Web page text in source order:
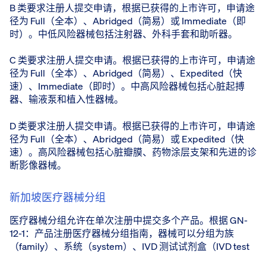
B 类要求注册人提交申请，根据已获得的上市许可，申请途
径为 Full（全本）、Abridged（简易）或 Immediate（即
时）。中低风险器械包括注射器、外科手套和助听器。
C 类要求注册人提交申请。根据已获得的上市许可，申请途
径为 Full（全本）、Abridged（简易）、Expedited（快
速）、Immediate（即时）。中高风险器械包括心脏起搏
器、输液泵和植入性器械。
D 类要求注册人提交申请。根据已获得的上市许可，申请途
径为 Full（全本）、Abridged（简易）或 Expedited（快
速）。高风险器械包括心脏瓣膜、药物涂层支架和先进的诊
断影像器械。
新加坡医疗器械分组
医疗器械分组允许在单次注册中提交多个产品。根据 GN-
12-1：产品注册医疗器械分组指南，器械可以分组为族
（family）、系统（system）、IVD 测试试剂盒（IVD test